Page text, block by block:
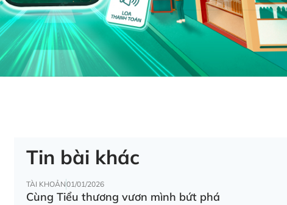
Tin bài khác
TÀI KHOẢN01/01/2026
Cùng Tiểu thương vươn mình bứt phá